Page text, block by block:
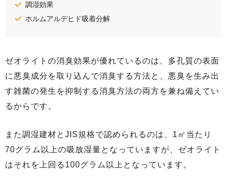
調湿効果
ホルムアルデヒド吸着分解
ゼオライトの消臭効果が優れているのは、多孔質の表面
に悪臭成分を取り込んで消臭する方法と、悪臭を生み出
す雑菌の発生を抑制する消臭方法の両方を兼ね備えてい
るからです。
また調湿建材とJIS規格で認められるのは、1㎡当たり
70グラム以上の吸放湿量となっていますが、ゼオライト
はそれを上回る100グラム以上となっています。